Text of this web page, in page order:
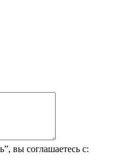
вы соглашаетесь с: